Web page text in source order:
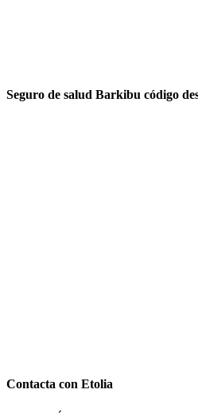
Seguro de salud Barkibu código
Contacta con Etolia